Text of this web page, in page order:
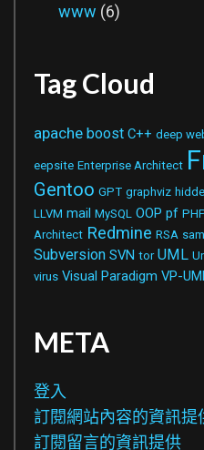
www (6)
Tag Cloud
apache boost C++ deep
eepsite Enterprise Architect
Gentoo GPT graphviz
LLVM mail MySQL OOP pf
Architect Redmine RSA
Subversion SVN tor UML
virus Visual Paradigm VP-
META
登入
訂閱網站內容的資訊提
訂閱留言的資訊提供